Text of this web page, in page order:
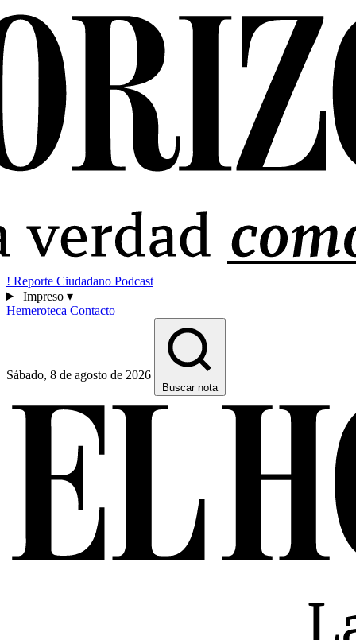
! Reporte Ciudadano Podcast
Impreso ▾
Hemeroteca Contacto
Sábado, 8 de agosto de 2026
Buscar nota